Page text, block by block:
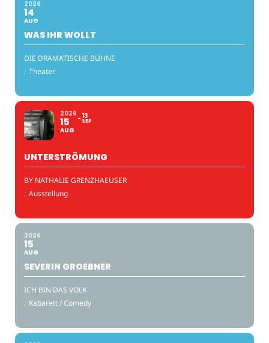
2026
14
AUG
WAS IHR WOLLT
DIE DRAMATISCHE BÜHNE
: Theater
2026
15
AUG
13
SEP
UNTERSTRÖMUNG
BY NATHALIE GRENZHAEUSER
: Ausstellung
2026
15
AUG
SEVERIN GROEBNER
ICH BIN DAS VOLK
: Kabarett / Comedy